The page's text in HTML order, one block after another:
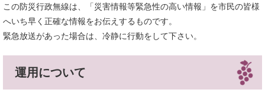
この防災行政無線は、「災害情報等緊急性の高い情報」を市民の皆様
へいち早く正確な情報をお伝えするものです。
緊急放送があった場合は、冷静に行動をして下さい。
運用について